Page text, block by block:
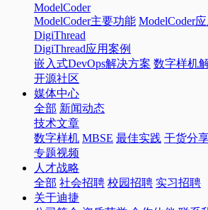
ModelCoder
ModelCoder主要功能 ModelCoder
DigiThread
DigiThread应用案例
嵌入式DevOps解决方案 数字样机
开源社区
媒体中心
全部 新闻动态
技术文章
数字样机 MBSE 最佳实践 干货分
专题视频
人才战略
全部 社会招聘 校园招聘 实习招聘
关于迪捷